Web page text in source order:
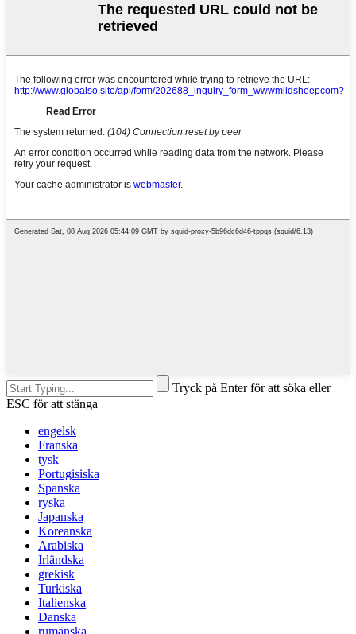
Tryck på Enter för att söka eller
ESC för att stänga
engelsk
Franska
tysk
Portugisiska
Spanska
ryska
Japanska
Koreanska
Arabiska
Irländska
grekisk
Turkiska
Italienska
Danska
rumänska